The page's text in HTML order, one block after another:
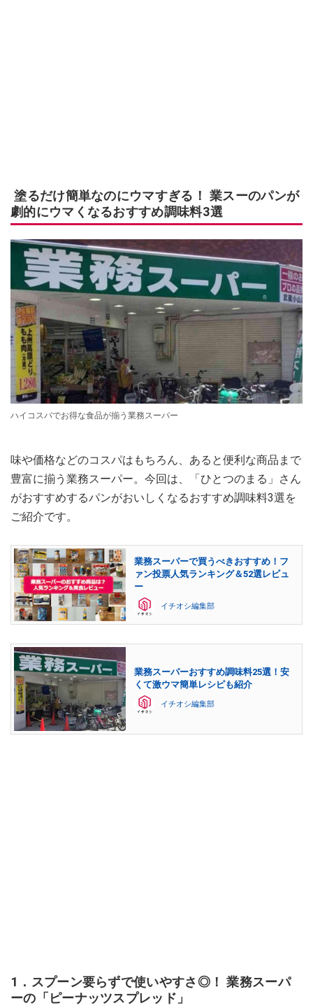
塗るだけ簡単なのにウマすぎる！ 業スーのパンが
劇的にウマくなるおすすめ調味料3選
ハイコスパでお得な食品が揃う業務スーパー
味や価格などのコスパはもちろん、あると便利な商品まで
豊富に揃う業務スーパー。今回は、「ひとつのまる」さん
がおすすめするパンがおいしくなるおすすめ調味料3選を
ご紹介です。
業務スーパーで買うべきおすすめ！フ
ァン投票人気ランキング＆52選レビュ
ー
イチオシ編集部
業務スーパーおすすめ調味料25選！安
くて激ウマ簡単レシピも紹介
イチオシ編集部
1．スプーン要らずで使いやすさ◎！ 業務スーパ
ーの「ピーナッツスプレッド」